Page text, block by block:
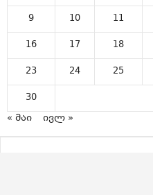
9
10 11
16
17 18
23
24 25
30
« მაი
ივლ »